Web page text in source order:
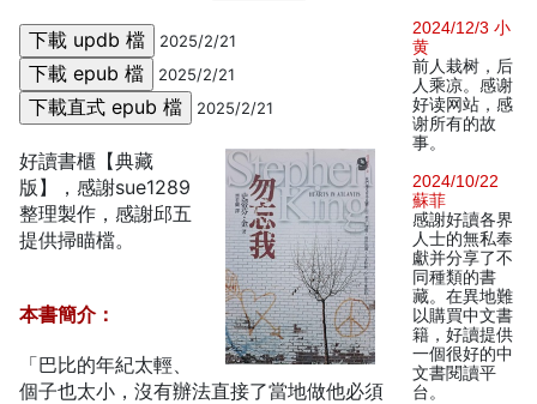
2025/2/21
2025/2/21
2025/2/21
好讀書櫃【典藏
版】，感謝sue1289
整理製作，感謝邱五
提供掃瞄檔。
本書簡介：
「巴比的年紀太輕、
個子也太小，沒有辦法直接了當地做他必須
2024/12/3 小
黄
前人栽树，后
人乘凉。感谢
好读网站，感
谢所有的故
事。
2024/10/22
蘇菲
感謝好讀各界
人士的無私奉
獻并分享了不
同種類的書
藏。在異地難
以購買中文書
籍，好讀提供
一個很好的中
文書閱讀平
台。